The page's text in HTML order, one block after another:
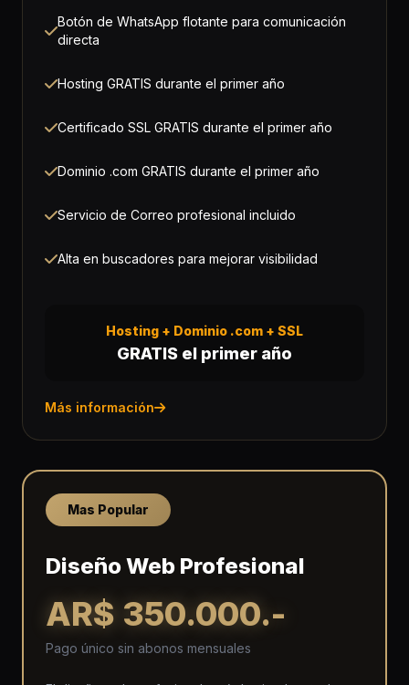
Botón de WhatsApp flotante para comunicación
directa
Hosting GRATIS durante el primer año
Certificado SSL GRATIS durante el primer año
Dominio .com GRATIS durante el primer año
Servicio de Correo profesional incluido
Alta en buscadores para mejorar visibilidad
Hosting + Dominio .com + SSL
GRATIS el primer año
Más información
Mas Popular
Diseño Web Profesional
AR$ 350.000.-
Pago único sin abonos mensuales